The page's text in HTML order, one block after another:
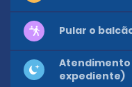
Pular o
expediente)